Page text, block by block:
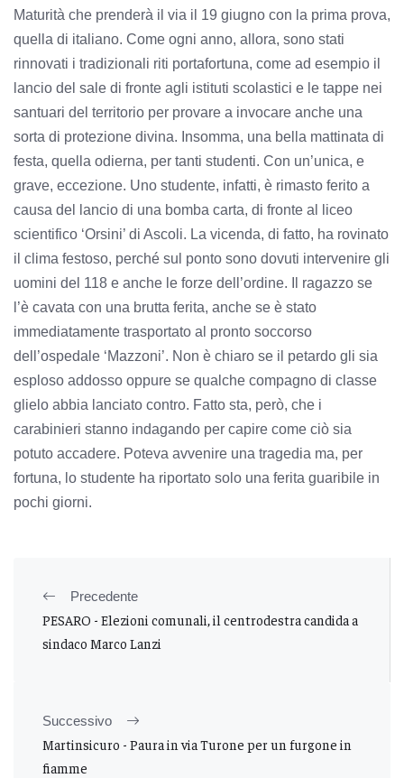
Maturità che prenderà il via il 19 giugno con la prima prova,
quella di italiano. Come ogni anno, allora, sono stati
rinnovati i tradizionali riti portafortuna, come ad esempio il
lancio del sale di fronte agli istituti scolastici e le tappe nei
santuari del territorio per provare a invocare anche una
sorta di protezione divina. Insomma, una bella mattinata di
festa, quella odierna, per tanti studenti. Con un’unica, e
grave, eccezione. Uno studente, infatti, è rimasto ferito a
causa del lancio di una bomba carta, di fronte al liceo
scientifico ‘Orsini’ di Ascoli. La vicenda, di fatto, ha rovinato
il clima festoso, perché sul ponto sono dovuti intervenire gli
uomini del 118 e anche le forze dell’ordine. Il ragazzo se
l’è cavata con una brutta ferita, anche se è stato
immediatamente trasportato al pronto soccorso
dell’ospedale ‘Mazzoni’. Non è chiaro se il petardo gli sia
esploso addosso oppure se qualche compagno di classe
glielo abbia lanciato contro. Fatto sta, però, che i
carabinieri stanno indagando per capire come ciò sia
potuto accadere. Poteva avvenire una tragedia ma, per
fortuna, lo studente ha riportato solo una ferita guaribile in
pochi giorni.
Precedente
PESARO - Elezioni comunali, il centrodestra candida a
sindaco Marco Lanzi
Successivo
Martinsicuro - Paura in via Turone per un furgone in
fiamme